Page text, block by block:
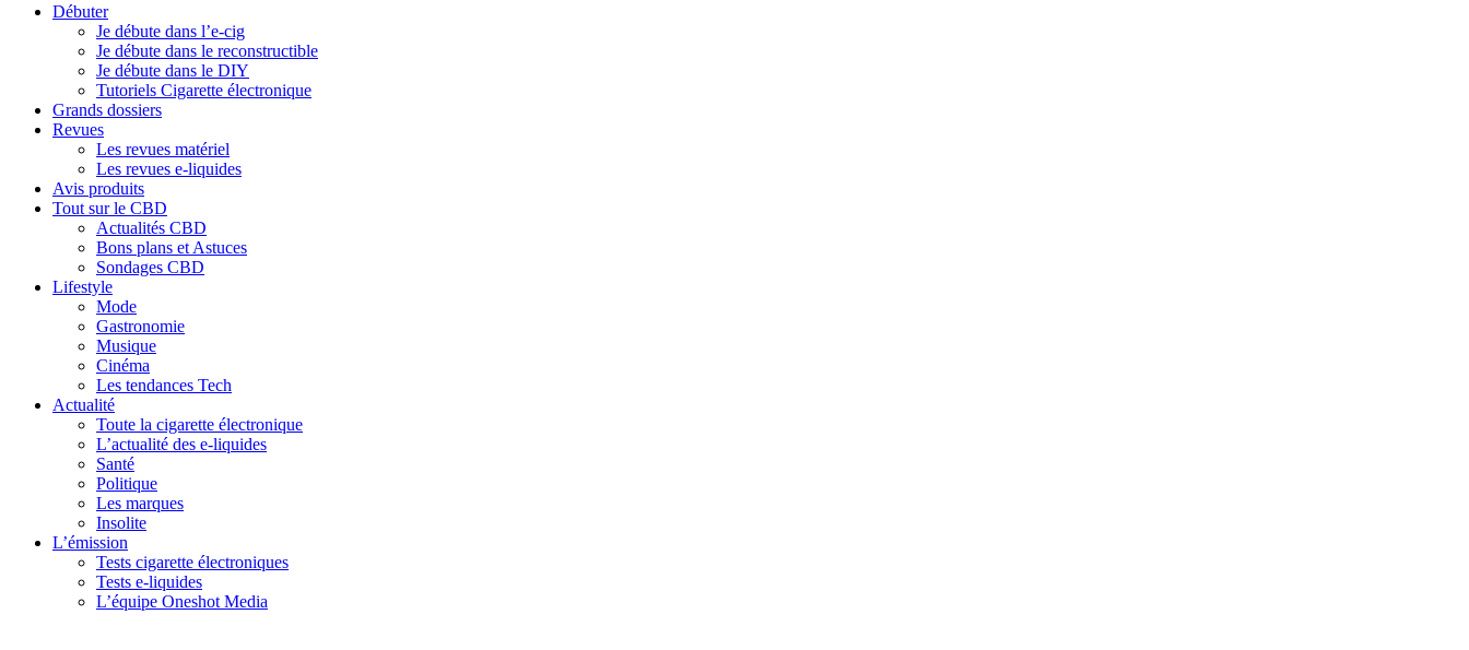
Débuter
Je débute dans l’e-cig
Je débute dans le reconstructible
Je débute dans le DIY
Tutoriels Cigarette électronique
Grands dossiers
Revues
Les revues matériel
Les revues e-liquides
Avis produits
Tout sur le CBD
Actualités CBD
Bons plans et Astuces
Sondages CBD
Lifestyle
Mode
Gastronomie
Musique
Cinéma
Les tendances Tech
Actualité
Toute la cigarette électronique
L’actualité des e-liquides
Santé
Politique
Les marques
Insolite
L’émission
Tests cigarette électroniques
Tests e-liquides
L’équipe Oneshot Media